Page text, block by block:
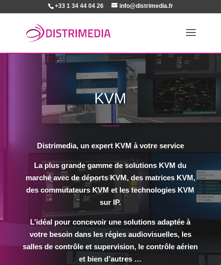
+33 1 34 44 04 26 info@distrimedia.fr
KVM
Distrimedia, un expert KVM à votre service
La plus grande gamme de solutions KVM du
marché avec de déports KVM, des matrices KVM,
des commutateurs KVM et les technologies KVM
sur IP.
L’idéal pour concevoir une solutions adaptée à
votre besoin dans les régies audiovisuelles, les
salles de contrôle et supervision, le contrôle aérien
et bien d’autres …